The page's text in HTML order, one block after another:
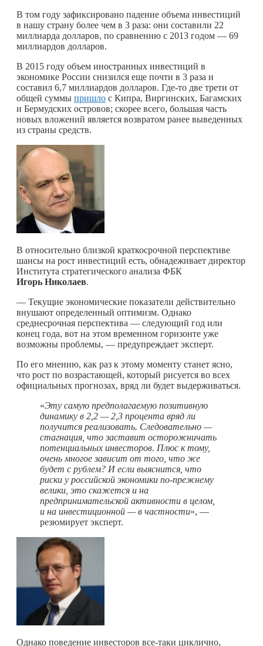
В том году зафиксировано падение объема инвестиций
в нашу страну более чем в 3 раза: они составили 22
миллиарда долларов, по сравнению с 2013 годом — 69
миллиардов долларов.
В 2015 году объем иностранных инвестиций в
экономике России снизился еще почти в 3 раза и
составил 6,7 миллиардов долларов. Где-то две трети от
общей суммы пришло с Кипра, Виргинских, Багамских
и Бермудских островов; скорее всего, большая часть
новых вложений является возвратом ранее выведенных
из страны средств.
В относительно близкой краткосрочной перспективе
шансы на рост инвестиций есть, обнадеживает директор
Института стратегического анализа ФБК
Игорь Николаев.
— Текущие экономические показатели действительно
внушают определенный оптимизм. Однако
среднесрочная перспектива — следующий год или
конец года, вот на этом временном горизонте уже
возможны проблемы, — предупреждает эксперт.
По его мнению, как раз к этому моменту станет ясно,
что рост по возрастающей, который рисуется во всех
официальных прогнозах, вряд ли будет выдерживаться.
«Эту самую предполагаемую позитивную
динамику в 2,2 — 2,3 процента вряд ли
получится реализовать. Следовательно —
стагнация, что заставит осторожничать
потенциальных инвесторов. Плюс к тому,
очень многое зависит от того, что же
будет с рублем? И если выяснится, что
риски у российской экономики по-прежнему
велики, это скажется и на
предпринимательской активности в целом,
и на инвестиционной — в частности», —
резюмирует эксперт.
Однако поведение инвесторов все-таки циклично,